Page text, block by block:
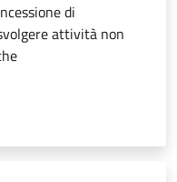
di
attività non